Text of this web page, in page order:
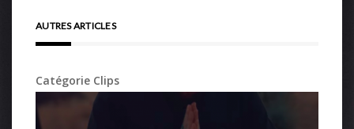
AUTRES ARTICLES
Catégorie Clips